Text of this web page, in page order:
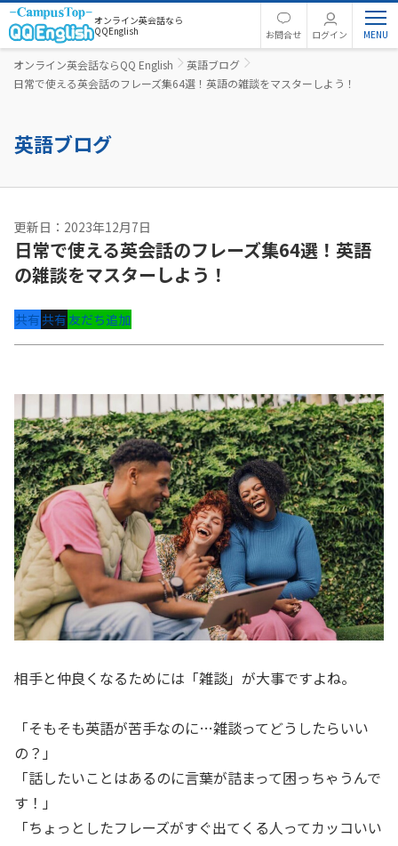
オンライン英会話なら
QQEnglish
お問合せ ログイン
オンライン英会話ならQQ English
英語ブログ
日常で使える英会話のフレーズ集64選！英語の雑談をマスターしよう！
英語ブログ
更新日：2023年12月7日
日常で使える英会話のフレーズ集64選！英語
の雑談をマスターしよう！
共有共有友だち追加
相手と仲良くなるためには「雑談」が大事ですよね。
「そもそも英語が苦手なのに…雑談ってどうしたらいい
の？」
「話したいことはあるのに言葉が詰まって困っちゃうんで
す！」
「ちょっとしたフレーズがすぐ出てくる人ってカッコいい